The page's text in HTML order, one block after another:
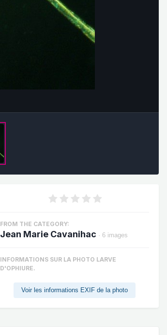
FROM THE CATEGORY:
Jean Marie Cavanihac · 6 images
INFORMATIONS SUR LA PHOTO LARVE
D'OPHIURE.
Voir les informations EXIF de la photo